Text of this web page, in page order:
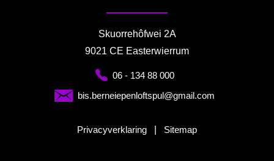
Skuorrehôfwei 2A
9021 CE Easterwierrum
06 - 134 88 000
bis.berneiepenloftspul@gmail.com
Privacyverklaring Sitemap